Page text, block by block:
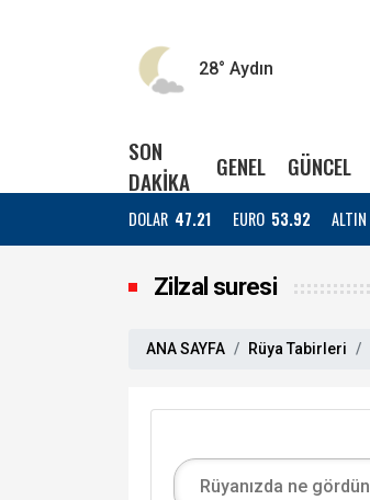
28° Aydın
SON
DAKİKA
GENEL GÜNCEL
DOLAR 47.21 EURO 53.92 ALTIN
Zilzal suresi
ANA SAYFA Rüya Tabirleri